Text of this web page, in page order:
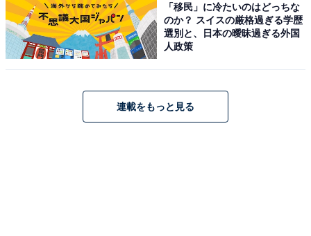
「移民」に冷たいのはどっちな
のか？ スイスの厳格過ぎる学歴
選別と、日本の曖昧過ぎる外国
人政策
連載をもっと見る